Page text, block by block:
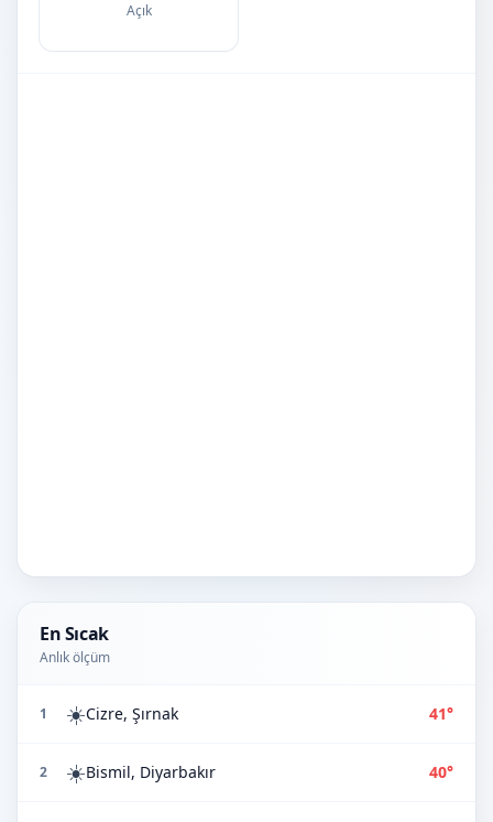
Açık
En Sıcak
Anlık ölçüm
1 ☀️Cizre, Şırnak 41°
2 ☀️Bismil, Diyarbakır 40°